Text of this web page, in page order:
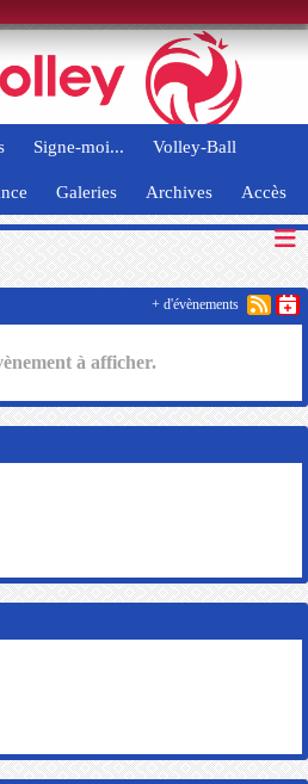
Signe-moi... Volley-Ball
Galeries Archives Accès
à afficher.
+ d'évènements